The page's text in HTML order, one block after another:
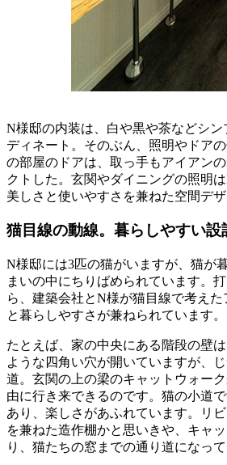
N様邸の内装は、白や黒や茶などシ
ディネート。そのぶん、照明やドア
の部屋のドアは、取っ手もアイアン
クトした。玄関やダイニングの照明
美しさと使いやすさを兼ねた空間デザ
猫目線の動線。暮らしやすい設
N様邸には3匹の猫がいますが、猫が
まいの中にちりばめられています。
ら、建築会社とN様が猫目線で考え
と暮らしやすさが兼ねられています。
たとえば、家の中央にある階段の壁
ような四角い穴が開いていますが、
道。玄関の上の梁のキャットウォー
由に行き来できるのです。猫の小道
あり、楽しさがあふれています。リ
を兼ねた造作棚かと思いきや、キャ
り、猫たちの窓までの通り道になって